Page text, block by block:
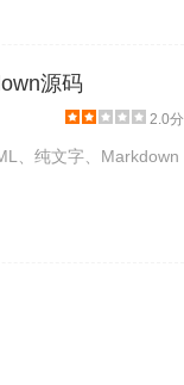
源码
2.0分
、纯文字、Markdown